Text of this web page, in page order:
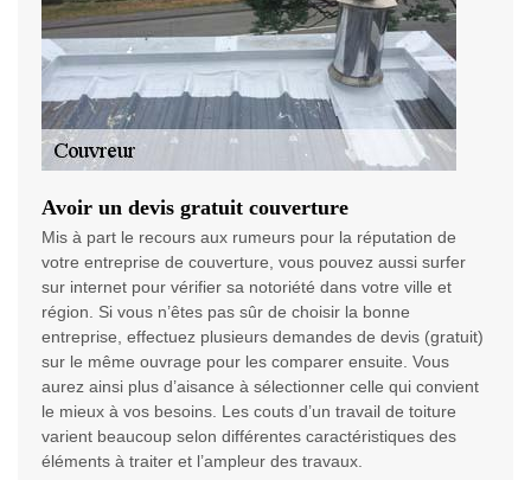
Avoir un devis gratuit couverture
Mis à part le recours aux rumeurs pour la réputation de
votre entreprise de couverture, vous pouvez aussi surfer
sur internet pour vérifier sa notoriété dans votre ville et
région. Si vous n’êtes pas sûr de choisir la bonne
entreprise, effectuez plusieurs demandes de devis (gratuit)
sur le même ouvrage pour les comparer ensuite. Vous
aurez ainsi plus d’aisance à sélectionner celle qui convient
le mieux à vos besoins. Les couts d’un travail de toiture
varient beaucoup selon différentes caractéristiques des
éléments à traiter et l’ampleur des travaux.